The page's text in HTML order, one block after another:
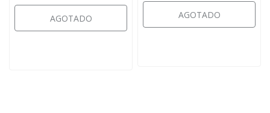
AGOTADO AGOTADO